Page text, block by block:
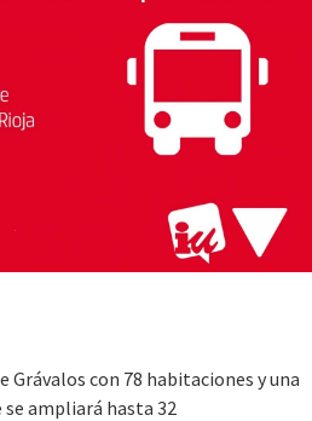
Grávalos con 78 habitaciones y una
ampliará hasta 32